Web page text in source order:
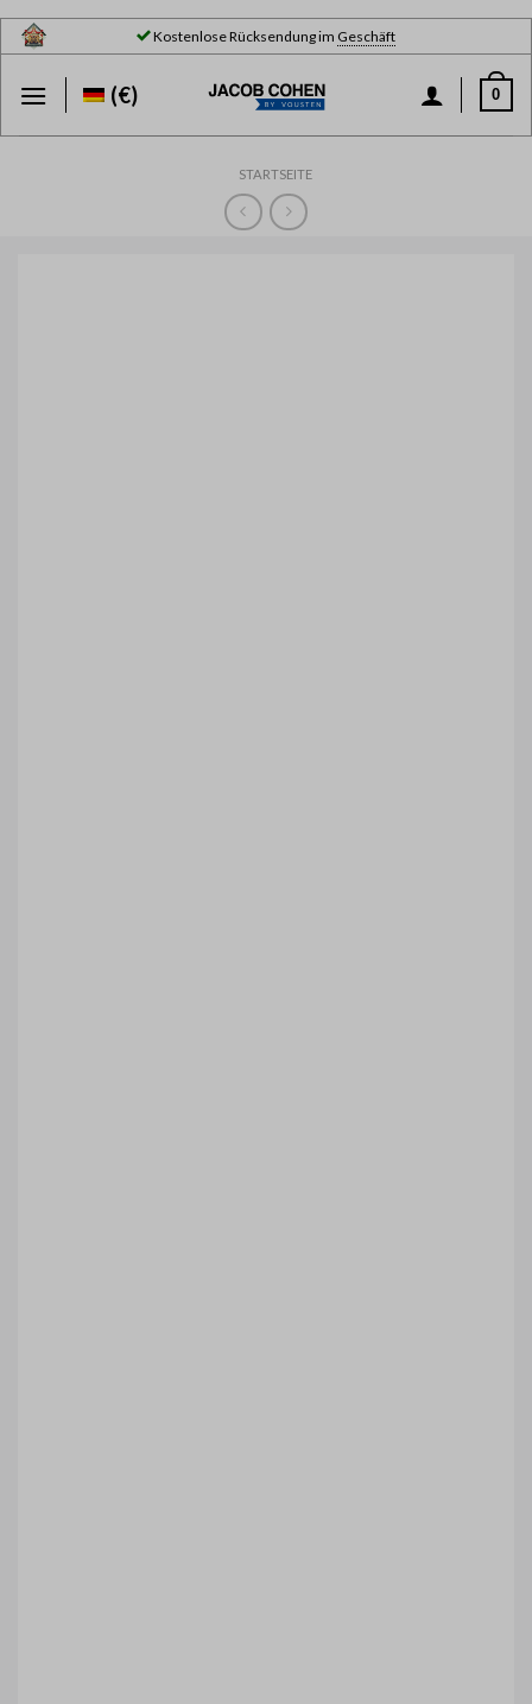
Skip
Kostenlose Rücksendung im Geschäft
(€) 0
STARTSEITE